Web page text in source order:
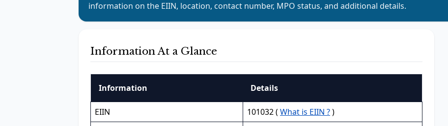
information on the EIIN, location, contact number, MPO status, and additional details.
Information At a Glance
Information Details
EIIN 101032 ( What is EIIN ?)